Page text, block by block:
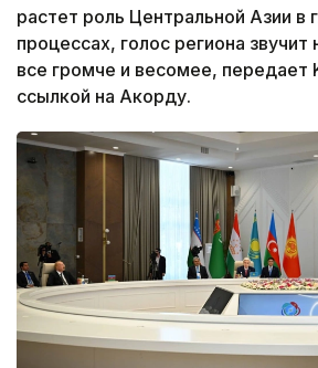
растет роль Центральной Азии в
процессах, голос региона
все громче и весомее, передает
ссылкой на Акорду.